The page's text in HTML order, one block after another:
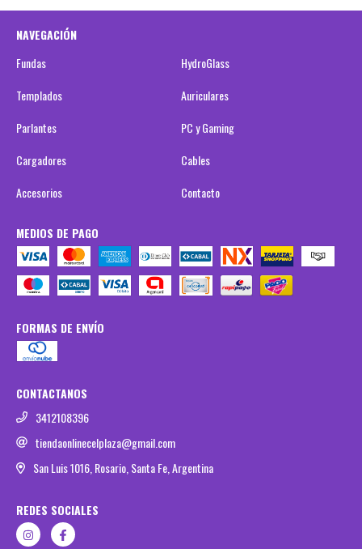
NAVEGACIÓN
Fundas
HydroGlass
Templados
Auriculares
Parlantes
PC y Gaming
Cargadores
Cables
Accesorios
Contacto
MEDIOS DE PAGO
FORMAS DE ENVÍO
CONTACTANOS
3412108396
tiendaonlinecelplaza@gmail.com
San Luis 1016, Rosario, Santa Fe, Argentina
REDES SOCIALES